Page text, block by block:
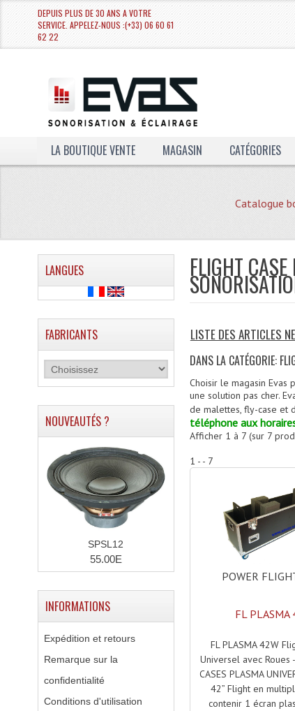
DEPUIS PLUS DE 30 ANS A VOTRE
SERVICE. APPELEZ-NOUS :(+33) 06 60 61
62 22
LA BOUTIQUE VENTE MAGASIN CATÉGORIES
Catalogue
FLIGHT
LISTE DES ARTICLES
DANS LA CATÉGORIE:
Choisir le magasin Evas
une solution pas cher.
de malettes, fly-case et
téléphone aux
Afficher 1 à 7(sur 7
1 - - 7
POWER
FL PLASMA
FL PLASMA 42W
Universel avec Roues
CASES PLASMA
42” Flight en
contenir 1 écran
LANGUES
FABRICANTS
NOUVEAUTÉS ?
SPSL12
55.00E
INFORMATIONS
Expédition et retours
Remarque sur la
confidentialité
Conditions d'utilisation